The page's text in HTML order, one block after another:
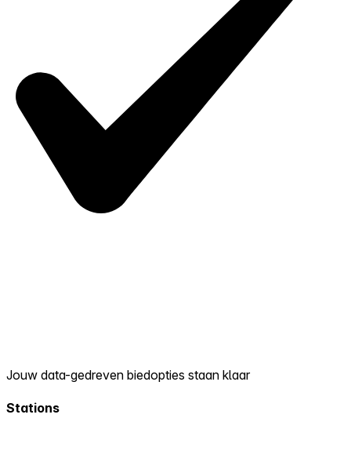
Jouw data-gedreven biedopties staan klaar
Stations